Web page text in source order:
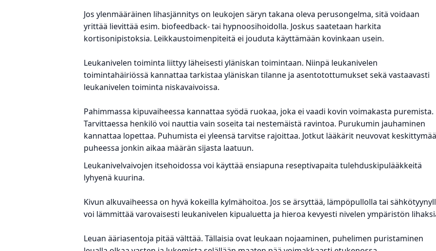
Jos ylenmääräinen lihasjännitys on leukojen säryn takana oleva perusongelma, sitä voidaan
yrittää lievittää esim. biofeedback- tai hypnoosihoidolla. Joskus saatetaan harkita
kortisonipistoksia. Leikkaustoimenpiteitä ei jouduta käyttämään kovinkaan usein.
Leukanivelen toiminta liittyy läheisesti yläniskan toimintaan. Niinpä leukanivelen
toimintahäiriössä kannattaa tarkistaa yläniskan tilanne ja asentotottumukset sekä vastaavasti
leukanivelen toiminta niskavaivoissa.
Pahimmassa kipuvaiheessa kannattaa syödä ruokaa, joka ei vaadi kovin voimakasta puremista.
Tarvittaessa henkilö voi nauttia vain soseita tai nestemäistä ravintoa. Purukumin jauhaminen
kannattaa lopettaa. Puhumista ei yleensä tarvitse rajoittaa. Jotkut lääkärit neuvovat
puheessa jonkin aikaa määrän sijasta laatuun.
Leukanivelvaivojen itsehoidossa voi käyttää ensiapuna reseptivapaita tulehduskipulääkkeitä
lyhyenä kuurina.
Kivun alkuvaiheessa on hyvä kokeilla kylmähoitoa. Jos se ärsyttää, lämpöpullolla tai
voi lämmittää varovaisesti leukanivelen kipualuetta ja hieroa kevyesti nivelen ympäristön
Leuan ääriasentoja pitää välttää. Tällaisia ovat leukaan nojaaminen, puhelimen puristaminen